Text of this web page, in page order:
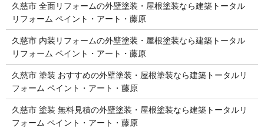
久慈市 全面リフォームの外壁塗装・屋根塗装なら建築トータル
リフォーム ペイント・アート・藤原
久慈市 内装リフォームの外壁塗装・屋根塗装なら建築トータル
リフォーム ペイント・アート・藤原
久慈市 塗装 おすすめの外壁塗装・屋根塗装なら建築トータルリ
フォーム ペイント・アート・藤原
久慈市 塗装 無料見積の外壁塗装・屋根塗装なら建築トータルリ
フォーム ペイント・アート・藤原